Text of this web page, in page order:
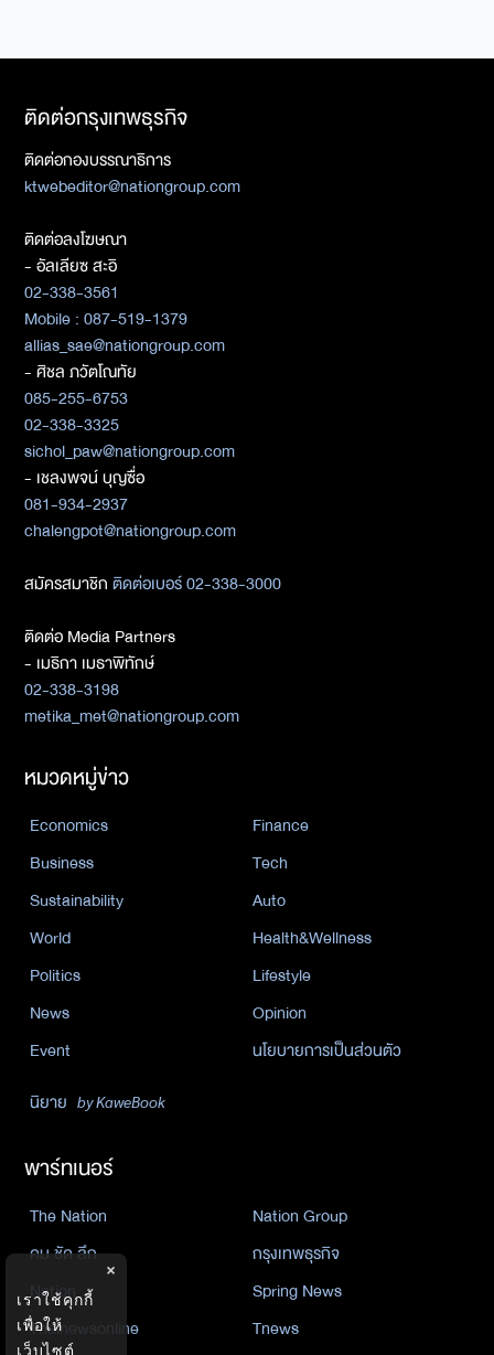
ติดต่อกรุงเทพธุรกิจ
ติดต่อกองบรรณาธิการ
ktwebeditor@nationgroup.com
ติดต่อลงโฆษณา
- อัลเลียซ สะอิ
02-338-3561
Mobile : 087-519-1379
allias_sae@nationgroup.com
- ศิชล ภวัตโณทัย
085-255-6753
02-338-3325
sichol_paw@nationgroup.com
- เชลงพจน์ บุญซื่อ
081-934-2937
chalengpot@nationgroup.com
สมัครสมาชิกติดต่อเบอร์ 02-338-3000
ติดต่อ Media Partners
- เมธิกา เมธาพิทักษ์
02-338-3198
metika_met@nationgroup.com
หมวดหมู่ข่าว
Economics
Finance
Business
Tech
Sustainability
Auto
World
Health&Wellness
Politics
Lifestyle
News
Opinion
Event
นโยบายการเป็นส่วนตัว
นิยาย by KaweBook
พาร์ทเนอร์
The Nation
Nation Group
คม ชัด ลึก
กรุงเทพธุรกิจ
Nation
Spring News
Thainewsonline
Tnews
×
เราใช้คุกกี้
เพื่อให้
เว็บไซต์